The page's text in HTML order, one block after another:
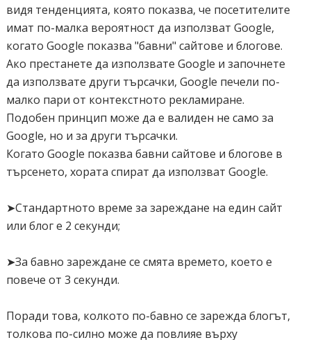
видя тенденцията, която показва, че посетителите
имат по-малка вероятност да използват Google,
когато Google показва "бавни" сайтове и блогове.
Ако престанете да използвате Google и започнете
да използвате други търсачки, Google печели по-
малко пари от контекстното рекламиране.
Подобен принцип може да е валиден не само за
Google, но и за други търсачки.
Когато Google показва бавни сайтове и блогове в
търсенето, хората спират да използват Google.
➤Стандартното време за зареждане на един сайт
или блог е 2 секунди;
➤За бавно зареждане се смята времето, което е
повече от 3 секунди.
Поради това, колкото по-бавно се зарежда блогът,
толкова по-силно може да повлияе върху